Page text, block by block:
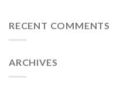
RECENT COMMENTS
ARCHIVES